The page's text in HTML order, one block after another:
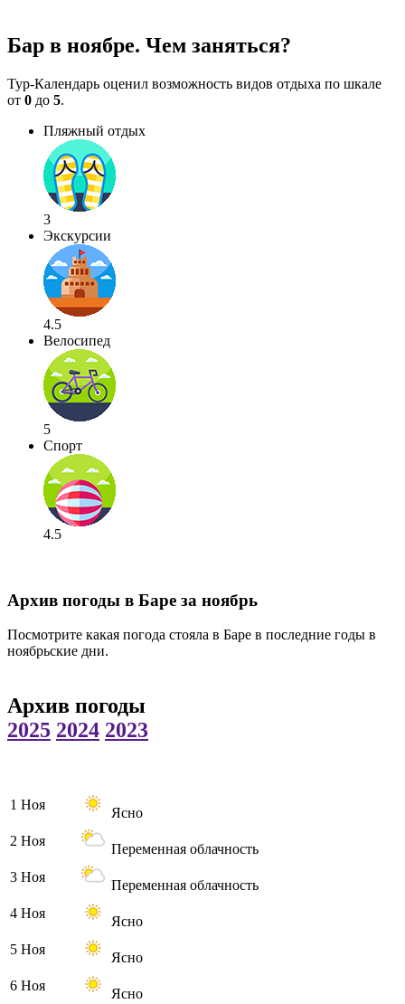
Бар в ноябре. Чем заняться?
Тур-Календарь оценил возможность видов отдыха по шкале
от 0 до 5.
Пляжный отдых
3
Экскурсии
4.5
Велосипед
5
Спорт
4.5
Архив погоды в Баре за ноябрь
Посмотрите какая погода стояла в Баре в последние годы в
ноябрьские дни.
Архив погоды
2025 2024 2023
1 Ноя
Ясно
2 Ноя
Переменная облачность
3 Ноя
Переменная облачность
4 Ноя
Ясно
5 Ноя
Ясно
6 Ноя
Ясно